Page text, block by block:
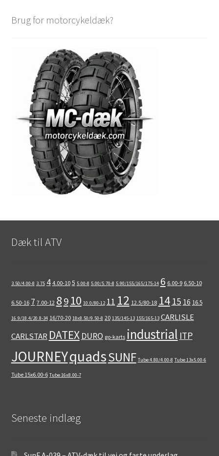
Brug for motorcykeldæk?
Dæk til ATV
3.50/4.00-8 3.75 4 4.00-10 5 5.00-8 5.00/5.70-8 5.90/155/165/175-14 6 6.00-9 6.50-10
6.50-16 7 7.00-12 89 10 10.0/80-12 11 12 12.5/80-18 14 15 16 16.5
16.9/18.4/20.8-34 16/70-20 18x8.50/9.50-8 20 135/145-13 155/165-13 CARLISLE
CARLSTAR DATEX DURO go-karts industrial ITP
JOURNEYquadsSUNF Tube 4.80/4.00-8 Tube 13x5.00-6
Tube 15x6.00-6 Tube 16x8.00-7
Seneste indlæg